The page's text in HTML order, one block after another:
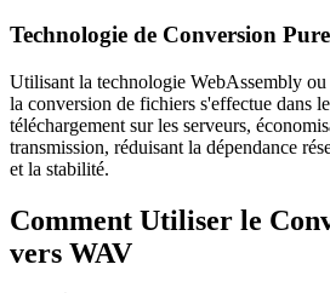
Technologie de Conversion
Utilisant la technologie WebAssembly
la conversion de fichiers s'effectue dans
téléchargement sur les serveurs,
transmission, réduisant la dépendance
et la stabilité.
Comment Utiliser le
vers WAV